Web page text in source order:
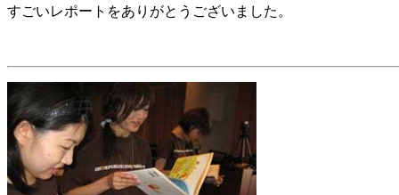
すごいレポートをありがとうございました。